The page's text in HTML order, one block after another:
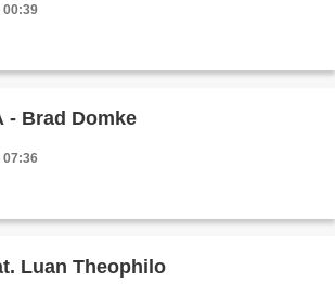
00:39
- Brad Domke
07:36
Luan Theophilo